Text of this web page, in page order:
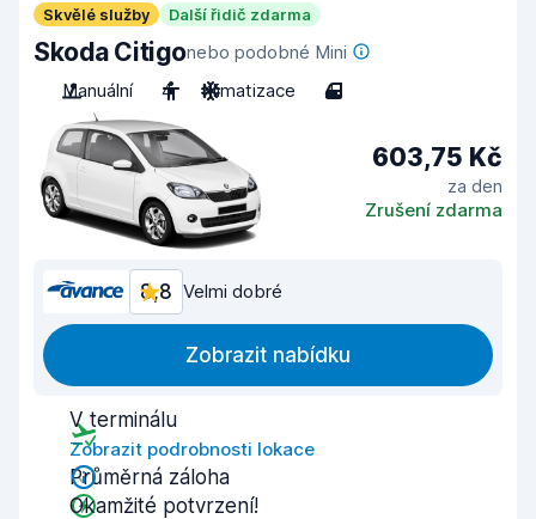
Skvělé služby Další řidič zdarma
Skoda Citigonebo podobné Mini
Manuální
4 Klimatizace 4
603,75 Kč
za den
Zrušení zdarma
8,8 Velmi dobré
Zobrazit nabídku
V terminálu
Zobrazit podrobnosti lokace
Průměrná záloha
Okamžité potvrzení!